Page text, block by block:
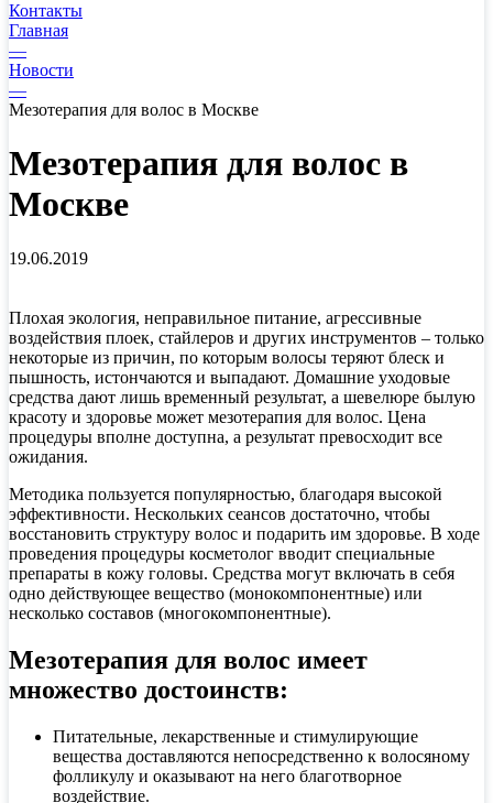
Контакты
Главная
—
Новости
—
Мезотерапия для волос в Москве
Мезотерапия для волос в
Москве
19.06.2019
Плохая экология, неправильное питание, агрессивные
воздействия плоек, стайлеров и других инструментов – только
некоторые из причин, по которым волосы теряют блеск и
пышность, истончаются и выпадают. Домашние уходовые
средства дают лишь временный результат, а шевелюре былую
красоту и здоровье может мезотерапия для волос. Цена
процедуры вполне доступна, а результат превосходит все
ожидания.
Методика пользуется популярностью, благодаря высокой
эффективности. Нескольких сеансов достаточно, чтобы
восстановить структуру волос и подарить им здоровье. В ходе
проведения процедуры косметолог вводит специальные
препараты в кожу головы. Средства могут включать в себя
одно действующее вещество (монокомпонентные) или
несколько составов (многокомпонентные).
Мезотерапия для волос имеет
множество достоинств:
Питательные, лекарственные и стимулирующие
вещества доставляются непосредственно к волосяному
фолликулу и оказывают на него благотворное
воздействие.